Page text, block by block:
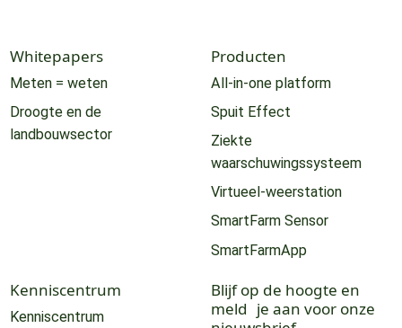
Whitepapers
Meten = weten
Droogte en de
landbouwsector
Producten
All-in-one platform
Spuit Effect
Ziekte
waarschuwingssysteem
Virtueel-weerstation
SmartFarm Sensor
SmartFarmApp
Kenniscentrum
Kenniscentrum
Blijf op de hoogte en
meld je aan voor onze